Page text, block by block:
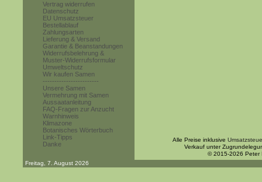
Vertrag widerrufen
Datenschutz
EU Umsatzsteuer
Bestellablauf
Zahlungsarten
Lieferung & Versand
Garantie & Beanstandungen
Widerrufsbelehrung &
Muster-Widerrufsformular
Umweltschutz
Wir kaufen Samen
------------------------
Unsere Samen
Vermehrung mit Samen
Aussaatanleitung
FAQ-Fragen zur Anzucht
Warnhinweis
Klimazone
Botanisches Wörterbuch
Link-Tipps
Danke
Alle Preise inklusive
Verkauf unter
© 2015-2026 Peter
Freitag, 7. August 2026